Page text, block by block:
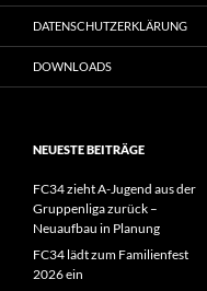
DATENSCHUTZERKLÄRUNG
DOWNLOADS
NEUESTE BEITRÄGE
FC34 zieht A-Jugend aus der
Gruppenliga zurück –
Neuaufbau in Planung
FC34 lädt zum Familienfest
2026 ein